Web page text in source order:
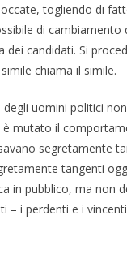
togliendo di
di
dei candida­ti. Si
chiama il simile.
degli uomini politici
mutato il
segreta­mente
tan­genti
in pubblico, ma non
– i perdenti e i